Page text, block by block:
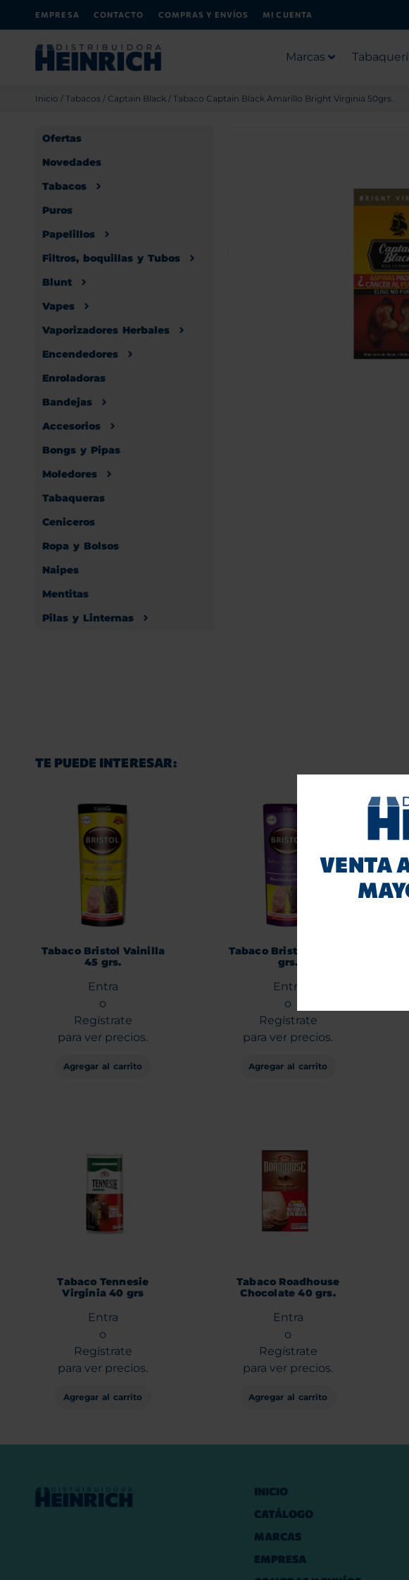
VENTA
EMPRESA CONTACTO COMPRAS Y ENVÍOS MI CUENTA
Marcas
Inicio / Tabacos / Captain Black / Tabaco Captain Black Amarillo Bright Virginia 50grs.
Ofertas
Novedades
Tabacos
Puros
Papelillos
Filtros, boquillas y Tubos
Blunt
Vapes
Vaporizadores Herbales
Encendedores
Enroladoras
Bandejas
Accesorios
Bongs y Pipas
Moledores
Tabaqueras
Ceniceros
Ropa y Bolsos
Naipes
Mentitas
Pilas y Linternas
TE PUEDE INTERESAR:
Tabaco Bristol Vainilla
45 grs.
Entra
o
Regístrate
para ver precios.
Agregar al carrito
Tabaco Bristol Uva 45
grs.
Entra
o
Regístrate
para ver precios.
Agregar al carrito
Tabaco Tennesie
Virginia 40 grs
Entra
o
Regístrate
para ver precios.
Agregar al carrito
Tabaco Roadhouse
Chocolate 40 grs.
Entra
o
Regístrate
para ver precios.
Agregar al carrito
INICIO
CATÁLOGO
MARCAS
EMPRESA